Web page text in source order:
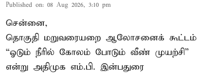
Published on: 08 Aug 2026, 3:10 pm
சென்னை,
தொகுதி மறுவரையறை ஆலோசனைக் கூட்டம்
“ஓடும் நீரில் கோலம் போடும் வீண் முயற்சி”
என்று அதிமுக எம்.பி. இன்பதுரை